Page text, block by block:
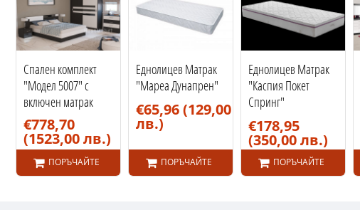
Спален комплект
"Модел 5007" с
включен матрак
€778,70
(1523,00 лв.)
ПОРЪЧАЙТЕ
Еднолицев Матрак
"Мареа Дунапрен"
€65,96(129,00
лв.)
ПОРЪЧАЙТЕ
Еднолицев Матрак
"Каспия Покет
Спринг"
€178,95
(350,00 лв.)
ПОРЪЧАЙТЕ